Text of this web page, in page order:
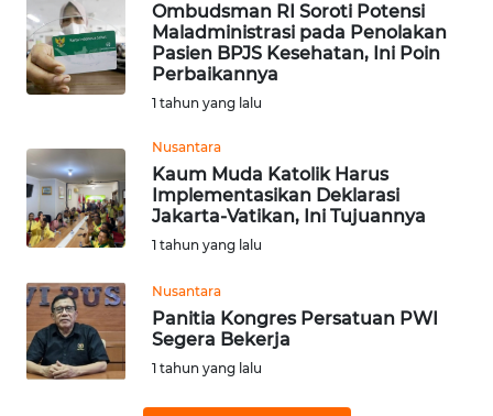
Ombudsman RI Soroti Potensi
Maladministrasi pada Penolakan
Pasien BPJS Kesehatan, Ini Poin
Perbaikannya
1 tahun yang lalu
Nusantara
Kaum Muda Katolik Harus
Implementasikan Deklarasi
Jakarta-Vatikan, Ini Tujuannya
1 tahun yang lalu
Nusantara
Panitia Kongres Persatuan PWI
Segera Bekerja
1 tahun yang lalu
WAHANANEWS
ID
CO ID
WAHANANEWS
NET
WAHANA
SPORT
WAHANA